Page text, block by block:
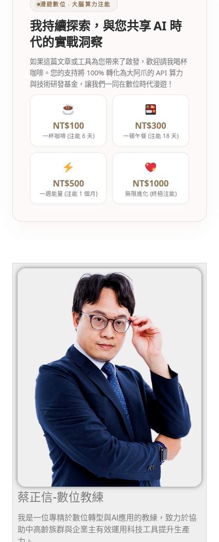
漫遊數位 ‧ 大腦算力注能
我持續探索，與您共享 AI 時
代的實戰洞察
如果這篇文章或工具為您帶來了啟發，歡迎請我喝杯
咖啡。您的支持將 100% 轉化為大阿爪的 API 算力
與技術研發基金，讓我們一同在數位時代漫遊！
NT$100
一杯咖啡 (注能 6 天)
NT$300
一頓午餐 (注能 18 天)
NT$500
一週能量 (注能 1 個月)
NT$1000
無限進化 (終極注能)
蔡正信-數位教練
我是一位專精於數位轉型與AI應用的教練，致力於協
助中高齡族群與企業主有效運用科技工具提升生產